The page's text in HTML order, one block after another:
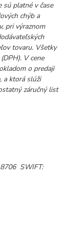
sú platné v čase
chýb a
pri výraznom
tovaru. Všetky
V cene
o predaji
a ktorá slúži
záručný list
SWIFT: